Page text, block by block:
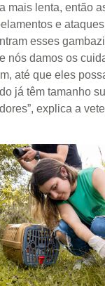
mais lenta, então
e
esses
nós damos os
até que eles
já têm tamanho
explica a